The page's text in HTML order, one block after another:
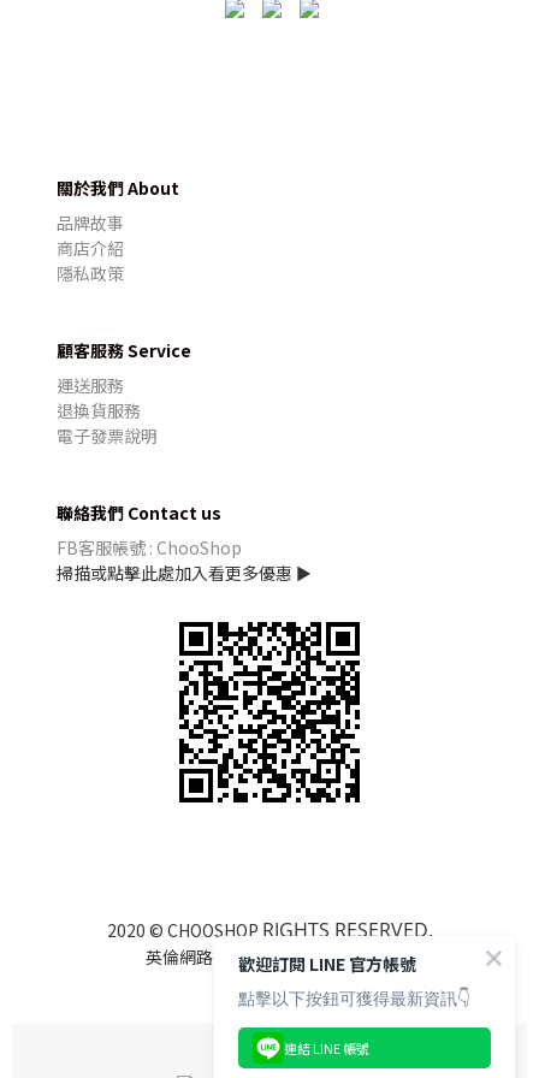
關於我們 About
品牌故事
商店介紹
隱私政策
顧客服務 Service
運送服務
退換貨服務
電子發票說明
聯絡我們 Contact us
FB客服帳號 : ChooShop
掃描或點擊此處加入看更多優惠 ►
2020 © CHOOSHOP RIGHTS RESERVED.
英倫網路行銷有限公司 85122525
歡迎訂閱 LINE 官方帳號
點擊以下按鈕可獲得最新資訊👇
連結 LINE 帳號